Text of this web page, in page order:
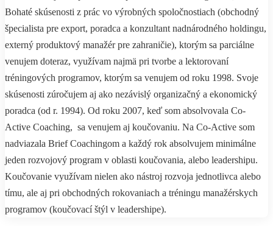
Bohaté skúsenosti z prác vo výrobných spoločnostiach (obchodný
špecialista pre export, poradca a konzultant nadnárodného holdingu,
externý produktový manažér pre zahraničie), ktorým sa parciálne
venujem doteraz, využívam najmä pri tvorbe a lektorovaní
tréningových programov, ktorým sa venujem od roku 1998. Svoje
skúsenosti zúročujem aj ako nezávislý organizačný a ekonomický
poradca (od r. 1994). Od roku 2007, keď som absolvovala Co-
Active Coaching, sa venujem aj koučovaniu. Na Co-Active som
nadviazala Brief Coachingom a každý rok absolvujem minimálne
jeden rozvojový program v oblasti koučovania, alebo leadershipu.
Koučovanie využívam nielen ako nástroj rozvoja jednotlivca alebo
tímu, ale aj pri obchodných rokovaniach a tréningu manažérskych
programov (koučovací štýl v leadershipe).